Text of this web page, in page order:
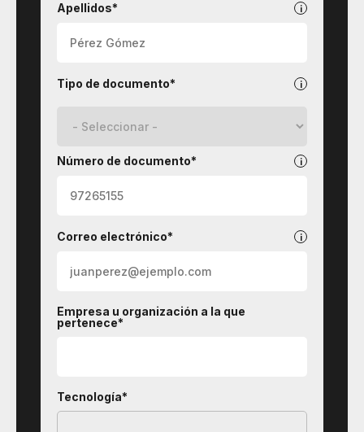
Apellidos*
Tipo de documento*
Número de documento*
Correo electrónico*
Empresa u organización a la que
pertenece*
Tecnología*